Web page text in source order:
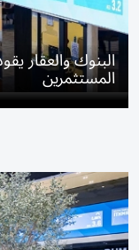
البنوك والعقار
المستثمرين